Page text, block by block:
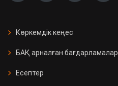
Көркемдік кеңес
БАҚ арналған бағдарламалар
Есептер